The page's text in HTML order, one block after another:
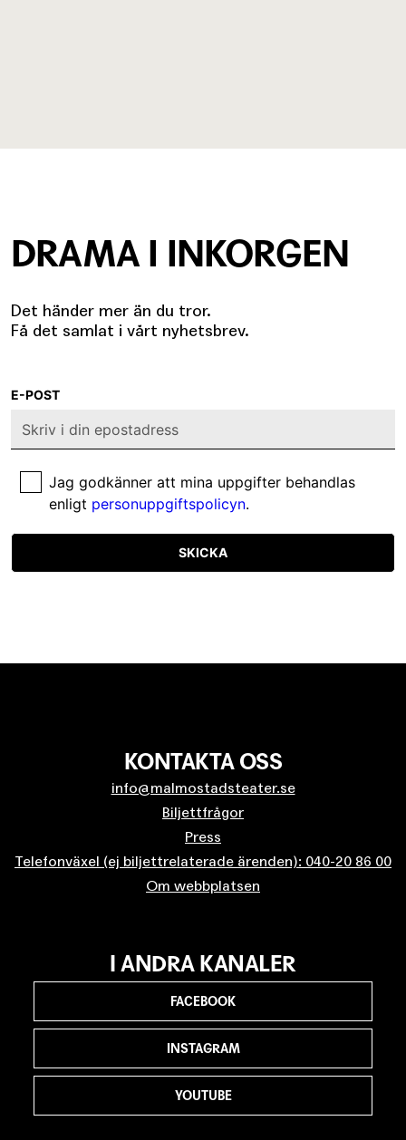
DRAMA I INKORGEN
Det händer mer än du tror.
Få det samlat i vårt nyhetsbrev.
E-POST
Jag godkänner att mina uppgifter behandlas
enligt personuppgiftspolicyn.
SKICKA
KONTAKTA OSS
info@malmostadsteater.se
Biljettfrågor
Press
Telefonväxel (ej biljettrelaterade ärenden): 040-20 86 00
Om webbplatsen
I ANDRA KANALER
FACEBOOK
INSTAGRAM
YOUTUBE